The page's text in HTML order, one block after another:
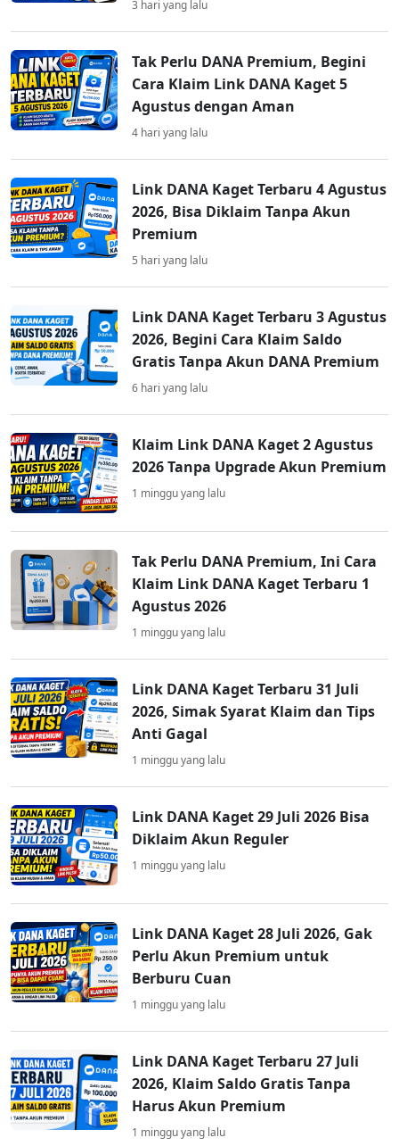
3 hari yang lalu
Tak Perlu DANA Premium, Begini
Cara Klaim Link DANA Kaget 5
Agustus dengan Aman
4 hari yang lalu
Link DANA Kaget Terbaru 4 Agustus
2026, Bisa Diklaim Tanpa Akun
Premium
5 hari yang lalu
Link DANA Kaget Terbaru 3 Agustus
2026, Begini Cara Klaim Saldo
Gratis Tanpa Akun DANA Premium
6 hari yang lalu
Klaim Link DANA Kaget 2 Agustus
2026 Tanpa Upgrade Akun Premium
1 minggu yang lalu
Tak Perlu DANA Premium, Ini Cara
Klaim Link DANA Kaget Terbaru 1
Agustus 2026
1 minggu yang lalu
Link DANA Kaget Terbaru 31 Juli
2026, Simak Syarat Klaim dan Tips
Anti Gagal
1 minggu yang lalu
Link DANA Kaget 29 Juli 2026 Bisa
Diklaim Akun Reguler
1 minggu yang lalu
Link DANA Kaget 28 Juli 2026, Gak
Perlu Akun Premium untuk
Berburu Cuan
1 minggu yang lalu
Link DANA Kaget Terbaru 27 Juli
2026, Klaim Saldo Gratis Tanpa
Harus Akun Premium
1 minggu yang lalu